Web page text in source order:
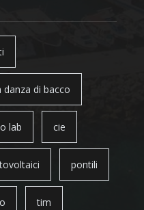
danza di bacco
lab cie
pontili
tim